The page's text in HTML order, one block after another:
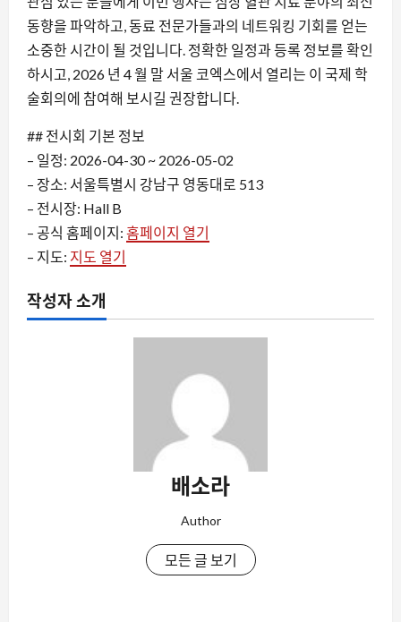
동향을 파악하고, 동료 전문가들과의 네트워킹 기회를 얻는
소중한 시간이 될 것입니다. 정확한 일정과 등록 정보를 확인
하시고, 2026 년 4 월 말 서울 코엑스에서 열리는 이 국제 학
술회의에 참여해 보시길 권장합니다.
## 전시회 기본 정보
– 일정: 2026-04-30 ~ 2026-05-02
– 장소: 서울특별시 강남구 영동대로 513
– 전시장: Hall B
– 공식 홈페이지: 홈페이지 열기
– 지도: 지도 열기
작성자 소개
배소라
Author
모든 글 보기